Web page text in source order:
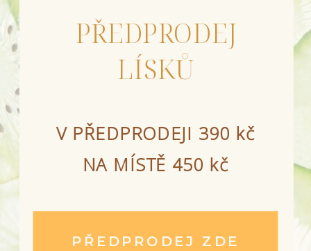
PŘEDPRODEJ
LÍSKŮ
V PŘEDPRODEJI 390 kč
NA MÍSTĚ 450 kč
PŘEDPRODEJ ZDE